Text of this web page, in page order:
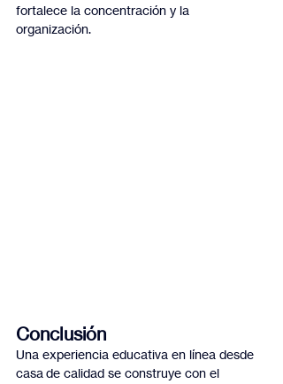
fortalece la concentración y la
organización.
Conclusión
Una experiencia educativa en línea desde
casa de calidad se construye con el